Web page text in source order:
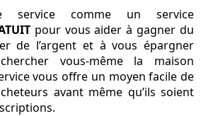
service comme un service
pour vous aider à gagner du
de l’argent et à vous épargner
vous-même la maison
vous offre un moyen facile de
avant même qu’ils soient